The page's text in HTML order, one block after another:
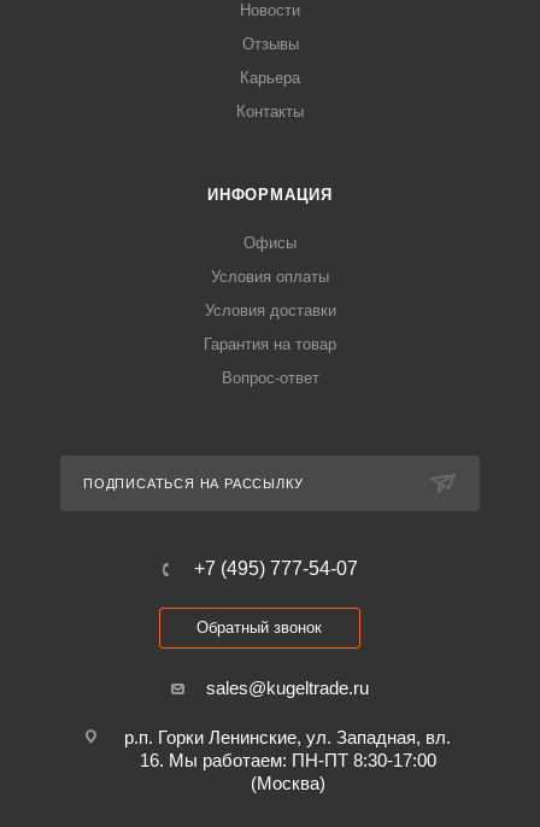
Новости
Отзывы
Карьера
Контакты
ИНФОРМАЦИЯ
Офисы
Условия оплаты
Условия доставки
Гарантия на товар
Вопрос-ответ
ПОДПИСАТЬСЯ НА РАССЫЛКУ
+7 (495) 777-54-07
Обратный звонок
sales@kugeltrade.ru
р.п. Горки Ленинские, ул. Западная, вл.
16. Мы работаем: ПН-ПТ 8:30-17:00
(Москва)